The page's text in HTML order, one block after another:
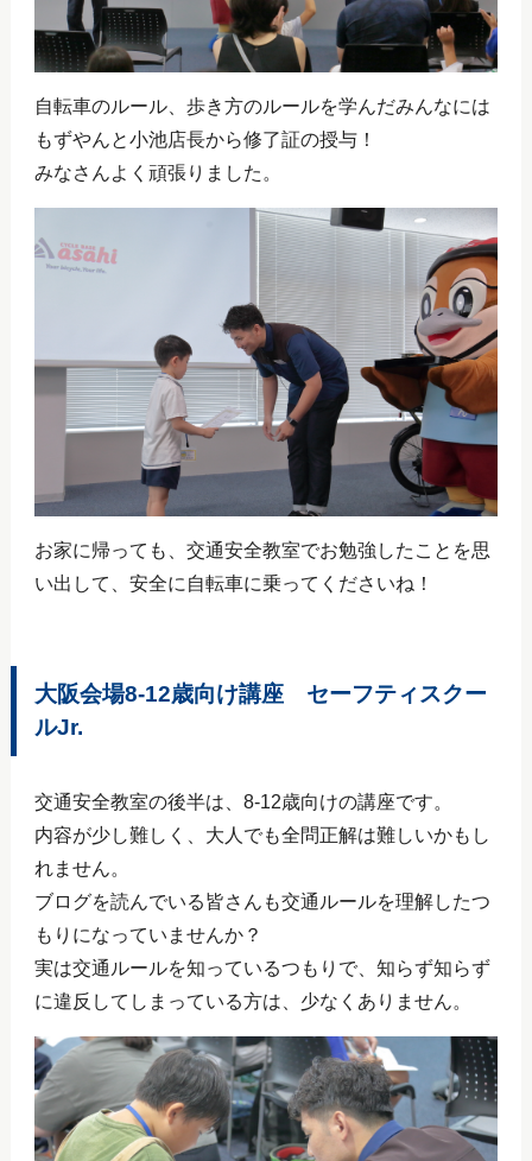
自転車のルール、歩き方のルールを学んだみんなには
もずやんと小池店長から修了証の授与！
みなさんよく頑張りました。
お家に帰っても、交通安全教室でお勉強したことを思
い出して、安全に自転車に乗ってくださいね！
大阪会場8‐12歳向け講座 セーフティスクー
ルJr.
交通安全教室の後半は、8‐12歳向けの講座です。
内容が少し難しく、大人でも全問正解は難しいかもし
れません。
ブログを読んでいる皆さんも交通ルールを理解したつ
もりになっていませんか？
実は交通ルールを知っているつもりで、知らず知らず
に違反してしまっている方は、少なくありません。